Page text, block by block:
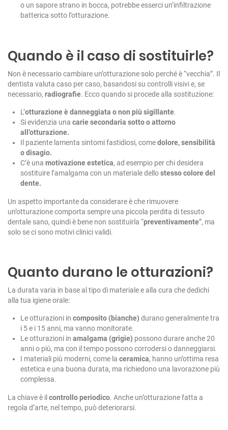
o un sapore strano in bocca, potrebbe esserci un’infiltrazione
batterica sotto l’otturazione.
Quando è il caso di sostituirle?
Non è necessario cambiare un’otturazione solo perché è “vecchia”. Il
dentista valuta caso per caso, basandosi su controlli visivi e, se
necessario, radiografie. Ecco quando si procede alla sostituzione:
L’otturazione è danneggiata o non più sigillante.
Si evidenzia una carie secondaria sotto o attorno
all’otturazione.
Il paziente lamenta sintomi fastidiosi, comedolore, sensibilità
o disagio.
C’è una motivazione estetica, ad esempio per chi desidera
sostituire l’amalgama con un materiale dellostesso colore del
dente.
Un aspetto importante da considerare è che rimuovere
un’otturazione comporta sempre una piccola perdita di tessuto
dentale sano, quindi è bene non sostituirla “preventivamente”, ma
solo se ci sono motivi clinici validi.
Quanto durano le otturazioni?
La durata varia in base al tipo di materiale e alla cura che dedichi
alla tua igiene orale:
Le otturazioni in composito (bianche) durano generalmente tra
i 5 e i 15 anni, ma vanno monitorate.
Le otturazioni in amalgama (grigie) possono durare anche 20
anni o più, ma con il tempo possono corrodersi o danneggiarsi.
I materiali più moderni, come la ceramica, hanno un’ottima resa
estetica e una buona durata, ma richiedono una lavorazione più
complessa.
La chiave è il controllo periodico. Anche un’otturazione fatta a
regola d’arte, nel tempo, può deteriorarsi.